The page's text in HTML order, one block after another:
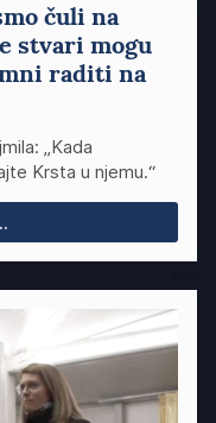
čuli na
stvari mogu
raditi na
„Kada
Krsta u njemu.“